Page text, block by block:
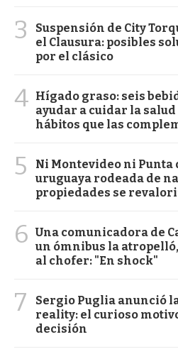
3
Suspensión de City
el Clausura: posibles
por el clásico
4 Hígado graso: seis
ayudar a cuidar la
hábitos que las
5
Ni Montevideo ni Punta
uruguaya rodeada de
propiedades se
6 Una comunicadora de
un ómnibus la
al chofer: "En shock"
7
Sergio Puglia anunció
reality: el curioso
decisión